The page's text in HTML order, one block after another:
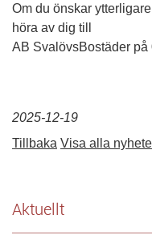
Aktuellt
Om du önskar
höra av dig till
AB SvalövsBostäder på
2025-12-19
Tillbaka Visa alla